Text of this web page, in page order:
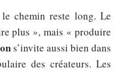
chemin reste long. Le
plus », mais « produire
s’invite aussi bien dans
des créateurs. Les